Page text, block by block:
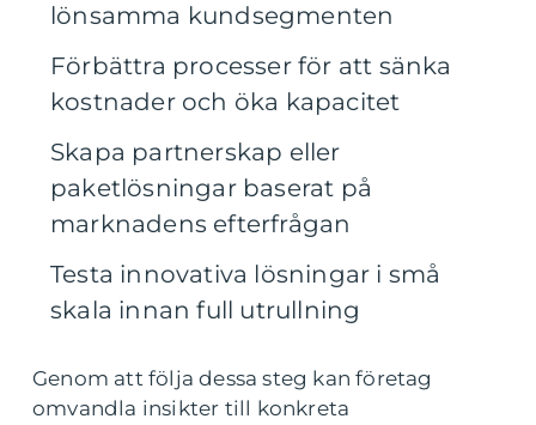
lönsamma kundsegmenten
Förbättra processer för att sänka
kostnader och öka kapacitet
Skapa partnerskap eller
paketlösningar baserat på
marknadens efterfrågan
Testa innovativa lösningar i små
skala innan full utrullning
Genom att följa dessa steg kan företag
omvandla insikter till konkreta